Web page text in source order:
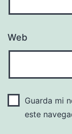
Web
Guarda mi
este